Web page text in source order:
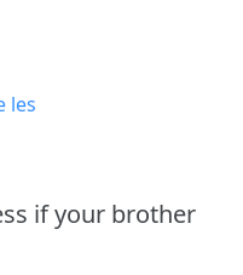
les
if your brother